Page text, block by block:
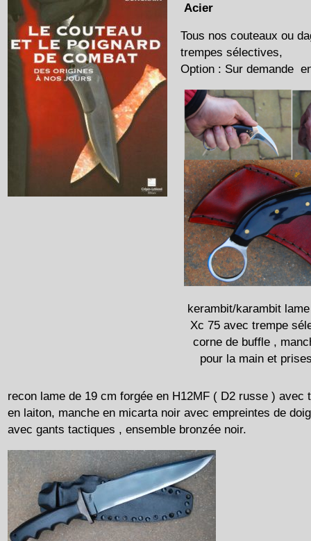
Acier
Tous nos couteaux ou
trempes sélectives,
Option : Sur demande
kerambit/karambit
Xc 75 avec trempe
corne de buffle ,
pour la main et
recon lame de 19 cm forgée en H12MF ( D2 russe )
en laiton, manche en micarta noir avec empreintes de
avec gants tactiques , ensemble bronzée noir.